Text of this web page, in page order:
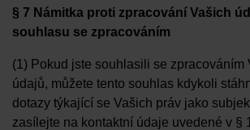
§ 7 Námitka proti zpracování Vašich
souhlasu se zpracováním
(1) Pokud jste souhlasili se zpracováním
údajů, můžete tento souhlas kdykoli
dotazy týkající se Vašich práv jako
zasílejte na kontaktní údaje uvedené v §